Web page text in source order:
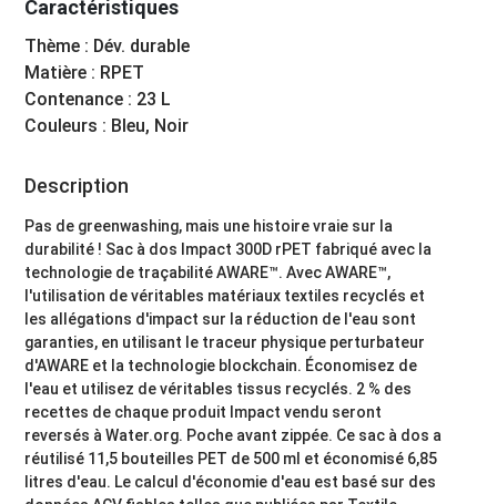
Caractéristiques
Thème : Dév. durable
Matière : RPET
Contenance : 23 L
Couleurs : Bleu, Noir
Description
Pas de greenwashing, mais une histoire vraie sur la
durabilité ! Sac à dos Impact 300D rPET fabriqué avec la
technologie de traçabilité AWARE™. Avec AWARE™,
l'utilisation de véritables matériaux textiles recyclés et
les allégations d'impact sur la réduction de l'eau sont
garanties, en utilisant le traceur physique perturbateur
d'AWARE et la technologie blockchain. Économisez de
l'eau et utilisez de véritables tissus recyclés. 2 % des
recettes de chaque produit Impact vendu seront
reversés à Water.org. Poche avant zippée. Ce sac à dos a
réutilisé 11,5 bouteilles PET de 500 ml et économisé 6,85
litres d'eau. Le calcul d'économie d'eau est basé sur des